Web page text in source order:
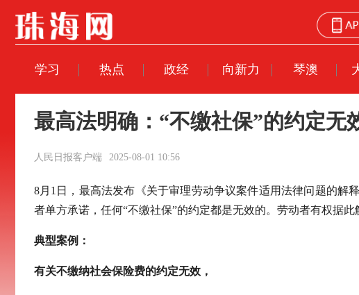
学习 热点 政经 向新力 琴澳
最高法明确：“不缴社保”的约定无
人民日报客户端 2025-08-01 10:56
8月1日，最高法发布《关于审理劳动争议案件适用法律问题的解
者单方承诺，任何“不缴社保”的约定都是无效的。劳动者有权据此
典型案例：
有关不缴纳社会保险费的约定无效，